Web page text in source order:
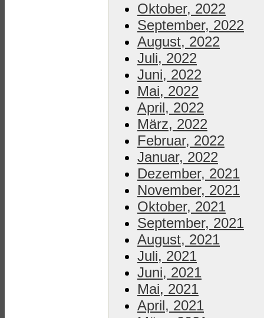
Oktober, 2022
September, 2022
August, 2022
Juli, 2022
Juni, 2022
Mai, 2022
April, 2022
März, 2022
Februar, 2022
Januar, 2022
Dezember, 2021
November, 2021
Oktober, 2021
September, 2021
August, 2021
Juli, 2021
Juni, 2021
Mai, 2021
April, 2021